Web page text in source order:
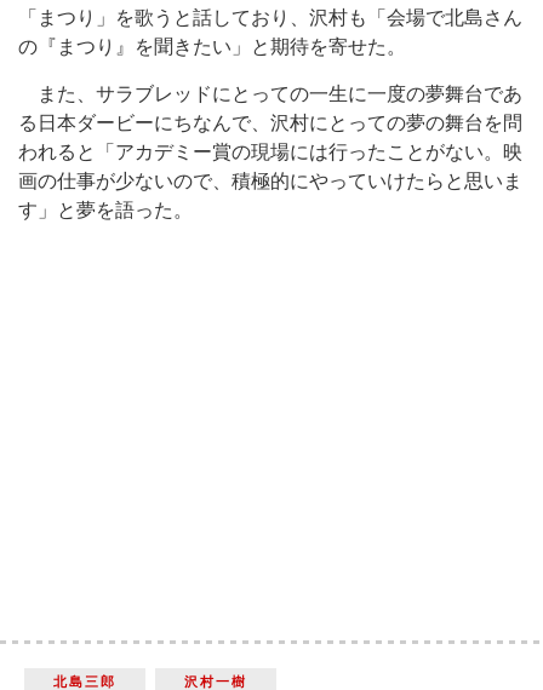
「まつり」を歌うと話しており、沢村も「会場で北島さん
の『まつり』を聞きたい」と期待を寄せた。
また、サラブレッドにとっての一生に一度の夢舞台であ
る日本ダービーにちなんで、沢村にとっての夢の舞台を問
われると「アカデミー賞の現場には行ったことがない。映
画の仕事が少ないので、積極的にやっていけたらと思いま
す」と夢を語った。
北島三郎 沢村一樹